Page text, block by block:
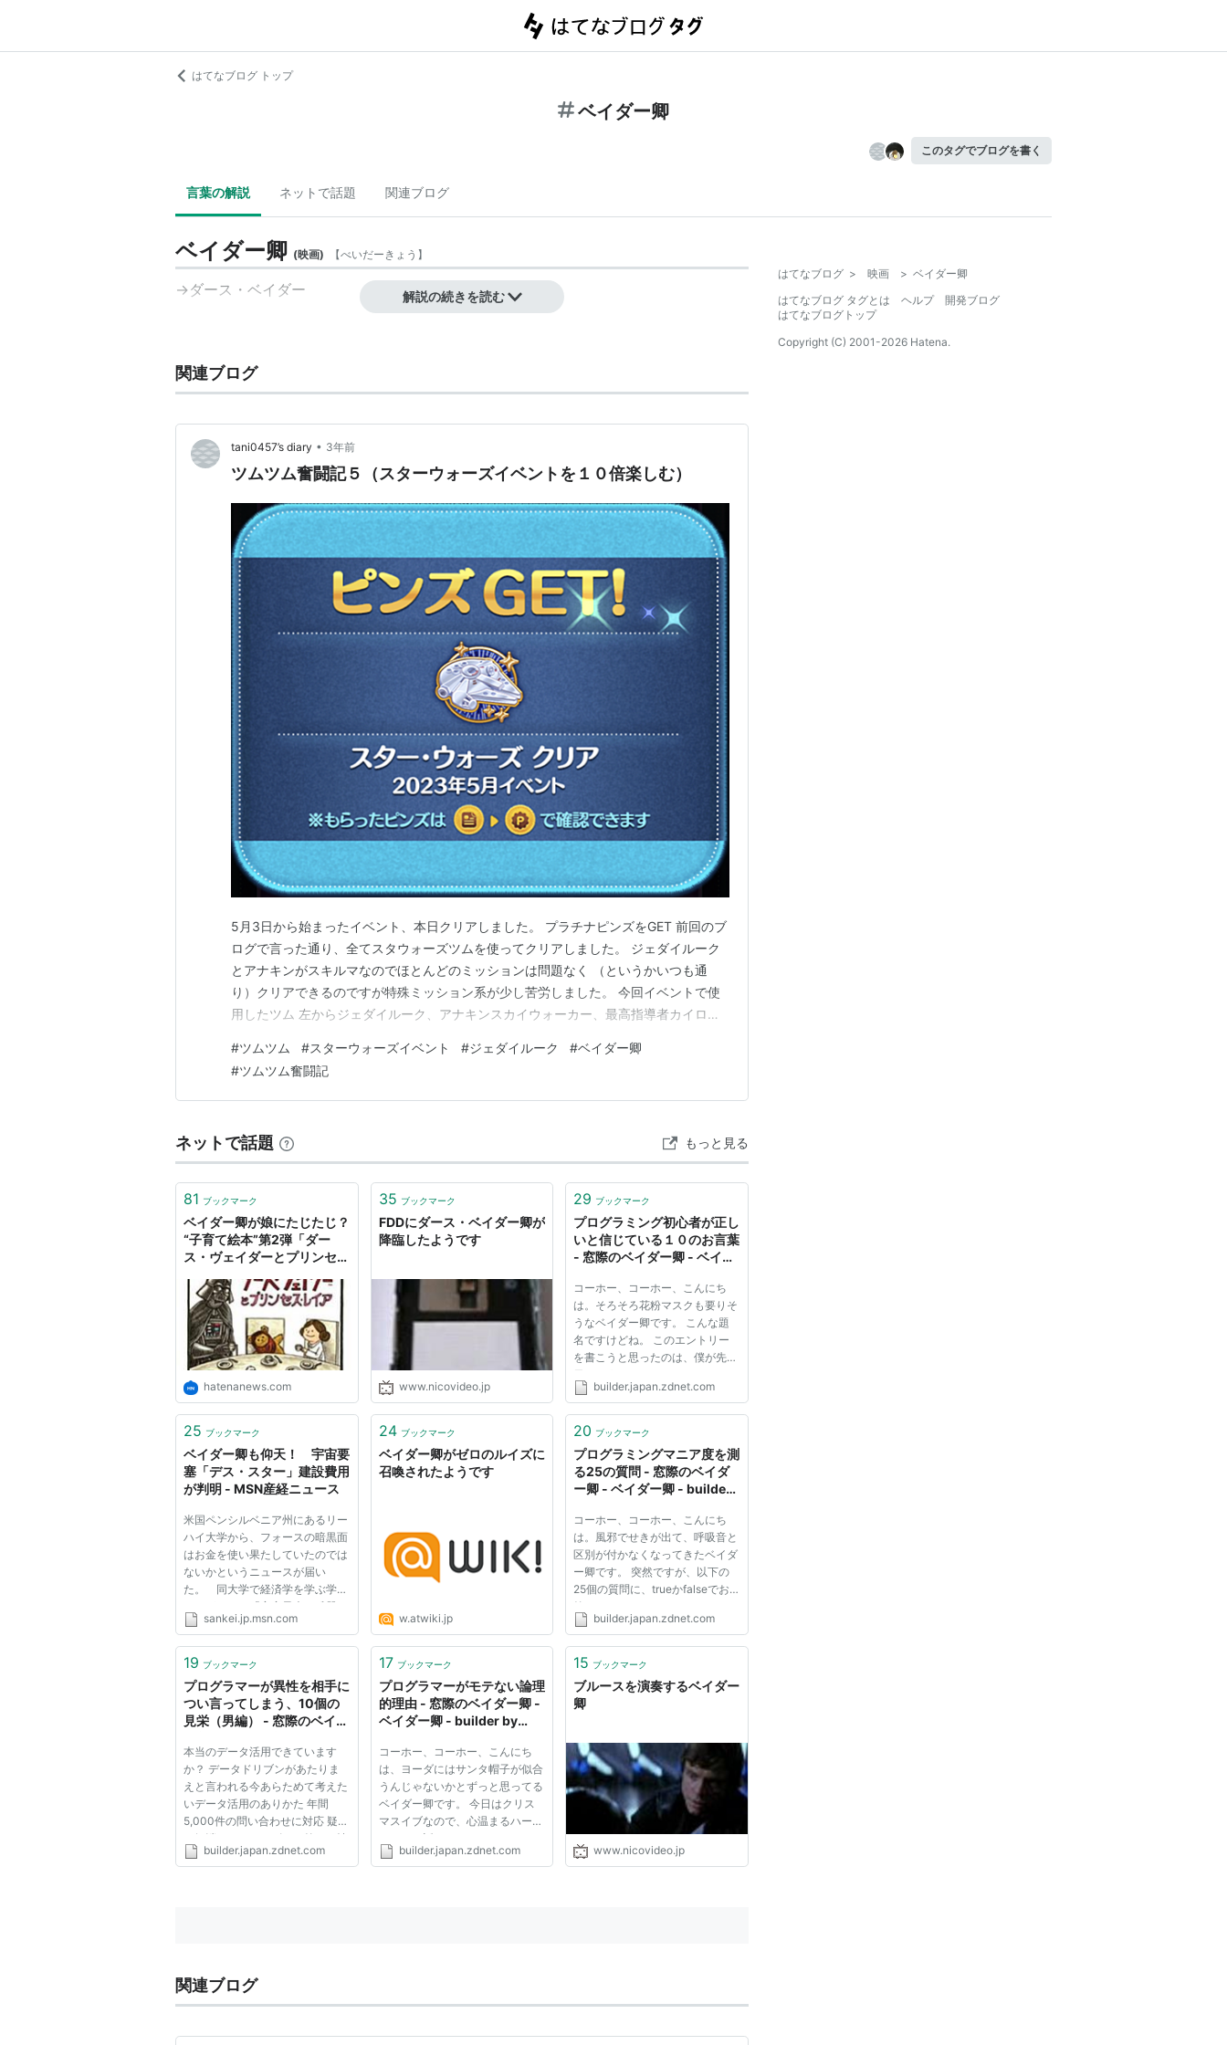
はてなブログ トップ
ベイダー卿
このタグでブログを書く
言葉の解説 ネットで話題 関連ブログ
ベイダー卿 (映画) 【べいだーきょう 】
→ダース・ベイダー 解説の続きを読む
関連ブログ
tani0457’s diary • 3年前
ツムツム奮闘記５（スターウォーズイベントを１０倍楽しむ）
5月3日から始まったイベント、本日クリアしました。 プラチナピンズをGET 前回のブ
ログで言った通り、全てスタウォーズツムを使ってクリアしました。 ジェダイルーク
とアナキンがスキルマなのでほとんどのミッションは問題なく （というかいつも通
り）クリアできるのですが特殊ミッション系が少し苦労しました。 今回イベントで使
用したツム 左からジェダイルーク、アナキンスカイウォーカー、最高指導者カイロ・
スタールーク、グリーヴァス将軍 使用したツムの内訳 １枚目：特にツムを指定するミ
ッションが無かったので全てジェダイルーク ２…
#ツムツム #スターウォーズイベント #ジェダイルーク #ベイダー卿
#ツムツム奮闘記
ネットで話題 もっと見る
81 ブックマーク
ベイダー卿が娘にたじたじ？
“子育て絵本”第2弾「ダー
ス・ヴェイダーとプリンセ
ス
hatenanews.com
35 ブックマーク
FDDにダース・ベイダー卿が
降臨したようです
www.nicovideo.jp
29 ブックマーク
プログラミング初心者が正し
いと信じている１０のお言葉
- 窓際のベイダー卿 - ベイダ
Japan
コーホー、コーホー、こんにち
は。そろそろ花粉マスクも要りそ
うなベイダー卿です。 こんな題
名ですけどね。 このエントリー
を書こうと思ったのは、僕が先
したのかは、恥ずかしいので内
のさ。 ●「変数は初期化しなくて
も、必ず0が入ってる！」 変数に
代入す...
builder.japan.zdnet.com
25 ブックマーク
ベイダー卿も仰天！ 宇宙要
塞「デス・スター」建設費用
が判明 - MSN産経ニュース
米国ペンシルベニア州にあるリー
ハイ大学から、フォースの暗黒面
はお金を使い果たしていたのでは
ないかというニュースが届い
た。 同大学で経済学を学ぶ学生
たちが、あの「宇宙最大の兵器」
のサイズや建造に関する、現在入
づいて計算を行った。最終的には
じき出されたコストは[鉄だけ
で]8...
sankei.jp.msn.com
24 ブックマーク
ベイダー卿がゼロのルイズに
召喚されたようです
w.atwiki.jp
20 ブックマーク
プログラミングマニア度を測
る25の質問 - 窓際のベイダ
ー卿 - ベイダー卿 - builder
コーホー、コーホー、こんにち
は。風邪でせきが出て、呼吸音と
区別が付かなくなってきたベイダ
ー卿です。 突然ですが、以下の
25個の質問に、trueかfalseでお
答えください。 trueなら、＋１
点、※印が付いている質問もtrue
してください。 ちなみにtrueと
falseと聞いて、何それ？って思
った人...
builder.japan.zdnet.com
19 ブックマーク
プログラマーが異性を相手に
つい言ってしまう、10個の
見栄（男編） - 窓際のベイダ
by ZDNet Japan
本当のデータ活用できています
か？ データドリブンがあたりま
えと言われる今あらためて考えた
いデータ活用のありかた 年間
5,000件の問い合わせに対応 疑問
を解消したいユーザーも答える情
シスも みんな幸せになるヘルプ
builder.japan.zdnet.com
17 ブックマーク
プログラマーがモテない論理
的理由 - 窓際のベイダー卿 -
ベイダー卿 - builder by
コーホー、コーホー、こんにち
は、ヨーダにはサンタ帽子が似合
うんじゃないかとずっと思ってる
ベイダー卿です。 今日はクリス
マスイブなので、心温まるハート
フルなお話です。 やってきてし
まいましたよ。クリスマス。 独
builder.japan.zdnet.com
15 ブックマーク
ブルースを演奏するベイダー
卿
www.nicovideo.jp
関連ブログ
はてなブログ > 映画 > ベイダー卿
はてなブログ タグとは
ヘルプ
開発ブログ
はてなブログトップ
Copyright (C) 2001-2026 Hatena.